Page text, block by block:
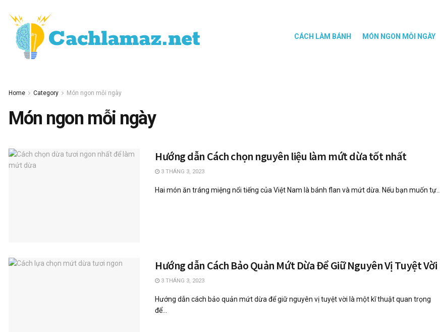
CÁCH LÀM BÁNH MÓN NGON MỖI NGÀY
Home Category Món ngon mỗi ngày
Món ngon mỗi ngày
Hướng dẫn Cách chọn nguyên liệu làm mứt dừa tốt nhất
3 THÁNG 3, 2023
Hai món ăn tráng miệng nổi tiếng của Việt Nam là bánh flan và mứt dừa. Nếu bạn muốn tự...
Hướng dẫn Cách Bảo Quản Mứt Dừa Để Giữ Nguyên Vị Tuyệt Vời
3 THÁNG 3, 2023
Hướng dẫn cách bảo quản mứt dừa để giữ nguyên vị tuyệt vời là một kĩ thuật quan trọng
để...